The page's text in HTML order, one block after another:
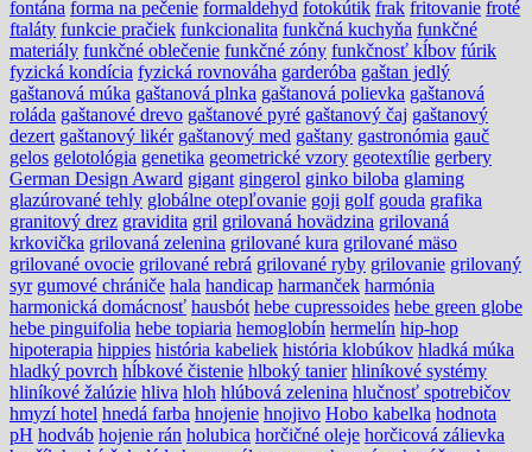
fontána forma na pečenie formaldehyd fotokútik frak fritovanie froté
ftaláty funkcie pračiek funkcionalita funkčná kuchyňa funkčné
materiály funkčné oblečenie funkčné zóny funkčnosť kĺbov fúrik
fyzická kondícia fyzická rovnováha garderóba gaštan jedlý
gaštanová múka gaštanová plnka gaštanová polievka gaštanová
roláda gaštanové drevo gaštanové pyré gaštanový čaj gaštanový
dezert gaštanový likér gaštanový med gaštany gastronómia gauč
gelos gelotológia genetika geometrické vzory geotextílie gerbery
German Design Award gigant gingerol ginko biloba glaming
glazúrované tehly globálne otepľovanie goji golf gouda grafika
granitový drez gravidita gril grilovaná hovädzina grilovaná
krkovička grilovaná zelenina grilované kura grilované mäso
grilované ovocie grilované rebrá grilované ryby grilovanie grilovaný
syr gumové chrániče hala handicap harmanček harmónia
harmonická domácnosť hausbót hebe cupressoides hebe green globe
hebe pinguifolia hebe topiaria hemoglobín hermelín hip-hop
hipoterapia hippies história kabeliek história klobúkov hladká múka
hladký povrch hĺbkové čistenie hlboký tanier hliníkové systémy
hliníkové žalúzie hliva hloh hlúbová zelenina hlučnosť spotrebičov
hmyzí hotel hnedá farba hnojenie hnojivo Hobo kabelka hodnota
pH hodváb hojenie rán holubica horčičné oleje horčicová zálievka